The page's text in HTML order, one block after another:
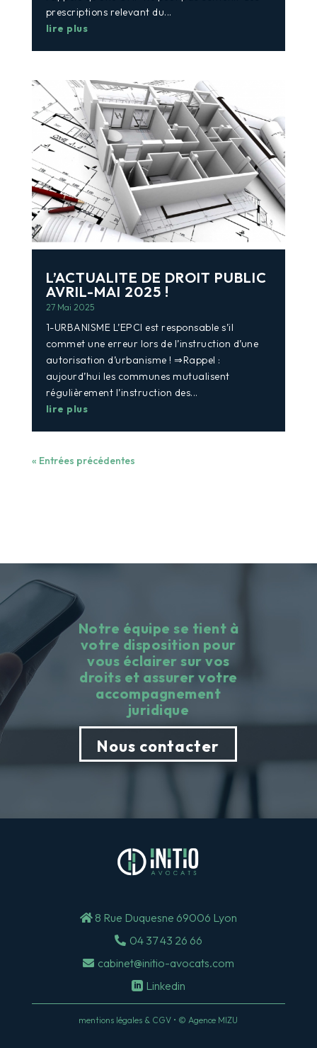
prescriptions relevant du...
lire plus
L’ACTUALITE DE DROIT PUBLIC
AVRIL-MAI 2025 !
27 Mai 2025
1-URBANISME L’EPCI est responsable s’il
commet une erreur lors de l’instruction d’une
autorisation d’urbanisme ! ⇒Rappel :
aujourd’hui les communes mutualisent
régulièrement l’instruction des...
lire plus
« Entrées précédentes
Notre équipe se tient à
votre disposition pour
vous éclairer sur vos
droits et assurer votre
accompagnement
juridique
Nous contacter
8 Rue Duquesne 69006 Lyon
04 37 43 26 66
cabinet@initio-avocats.com
Linkedin
mentions légales & CGV • © Agence MIZU